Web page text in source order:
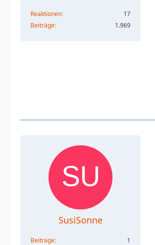
Reaktionen
17
Beiträge
1.969
SusiSonne
Beiträge
1